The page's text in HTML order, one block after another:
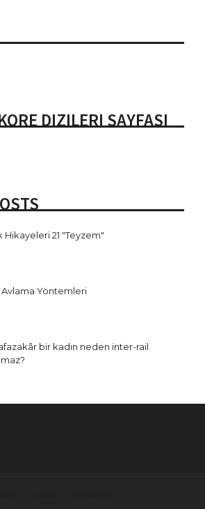
DIZILERI SAYFASI
Hikayeleri 21 "Teyzem"
Avlama Yöntemleri
bir kadın neden inter-rail